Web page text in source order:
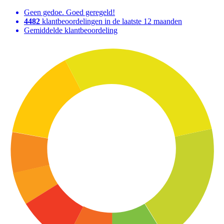
Geen gedoe. Goed geregeld!
4482 klantbeoordelingen in de laatste 12 maanden
Gemiddelde klantbeoordeling